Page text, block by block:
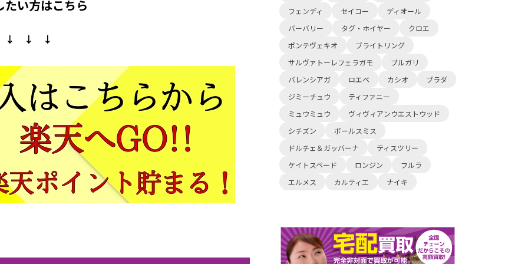
たい方はこちら
↓ ↓ ↓
フェンディ セイコー
ディオール
バーバリー
タグ・ホイヤー
クロエ
ポンテヴェキオ
ブライトリング
サルヴァトーレフェラガモ
ブルガリ
バレンシアガ
ロエベ カシオ
プラダ
ジミーチュウ
ティファニー
ミュウミュウ
ヴィヴィアンウエストウッド
シチズン
ポールスミス
ドルチェ＆ガッバーナ
ティスツリー
ケイトスペード
ロンジン
フルラ
エルメス
カルティエ ナイキ